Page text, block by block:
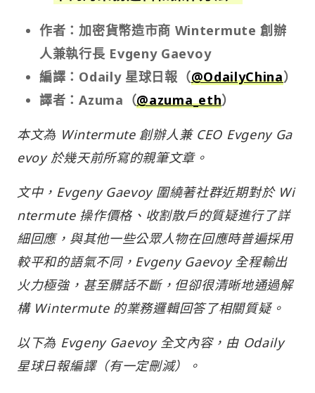
作者：加密貨幣造市商 Wintermute 創辦
人兼執行長 Evgeny Gaevoy
編譯：Odaily 星球日報（@OdailyChina）
譯者：Azuma（@azuma_eth）
本文為 Wintermute 創辦人兼 CEO Evgeny Ga
evoy 於幾天前所寫的親筆文章。
文中，Evgeny Gaevoy 圍繞著社群近期對於 Wi
ntermute 操作價格、收割散戶的質疑進行了詳
細回應，與其他一些公眾人物在回應時普遍採用
較平和的語氣不同，Evgeny Gaevoy 全程輸出
火力極強，甚至髒話不斷，但卻很清晰地通過解
構 Wintermute 的業務邏輯回答了相關質疑。
以下為 Evgeny Gaevoy 全文內容，由 Odaily
星球日報編譯（有一定刪減）。